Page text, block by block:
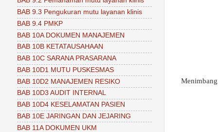
Menimbang
BAB 9.3 Pengukuran mutu layanan klinis
BAB 9.4 PMKP
BAB 10A DOKUMEN MANAJEMEN
BAB 10B KETATAUSAHAAN
BAB 10C SARANA PRASARANA
BAB 10D1 MUTU PUSKESMAS
BAB 10D2 MANAJEMEN RESIKO
BAB 10D3 AUDIT INTERNAL
BAB 10D4 KESELAMATAN PASIEN
BAB 10E JARINGAN DAN JEJARING
BAB 11A DOKUMEN UKM